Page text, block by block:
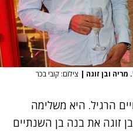
ובן זוגה | צילום: קובי בכר
הרגיל. היא משלימה
זוגה את בנה בן השנתיים